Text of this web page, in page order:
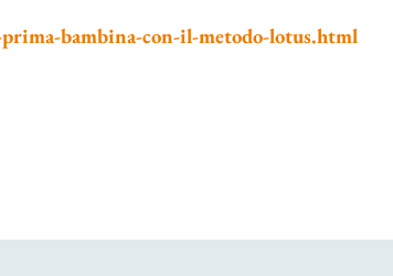
bambina-con-il-metodo-lotus.html